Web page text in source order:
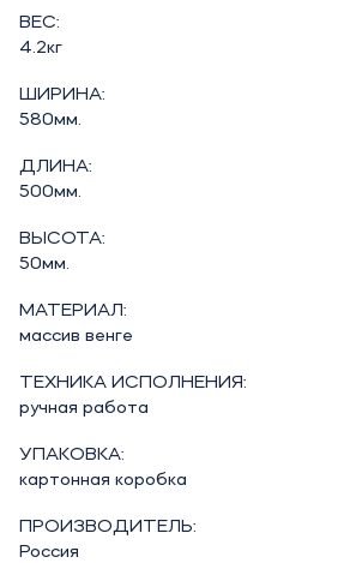
ВЕС:
4.2кг
ШИРИНА:
580мм.
ДЛИНА:
500мм.
ВЫСОТА:
50мм.
МАТЕРИАЛ:
массив венге
ТЕХНИКА ИСПОЛНЕНИЯ:
ручная работа
УПАКОВКА:
картонная коробка
ПРОИЗВОДИТЕЛЬ:
Россия